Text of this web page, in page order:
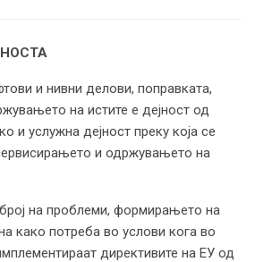
и нивни делови, поправката,
на истите е дејност од
и услужна дејност преку која се
и одржувањето на
на проблеми, формирањето на
како потреба во услови кога во
директивите на ЕУ од